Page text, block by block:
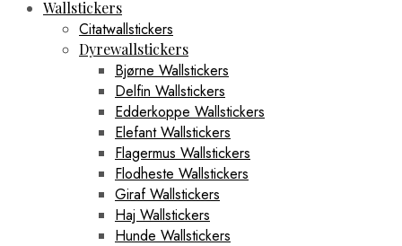
Wallstickers
Citatwallstickers
Dyrewallstickers
Bjørne Wallstickers
Delfin Wallstickers
Edderkoppe Wallstickers
Elefant Wallstickers
Flagermus Wallstickers
Flodheste Wallstickers
Giraf Wallstickers
Haj Wallstickers
Hunde Wallstickers